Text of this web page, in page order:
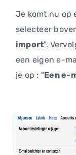
Je komt nu op
selecteer
import".
een eigen e-
je op : "Een e-